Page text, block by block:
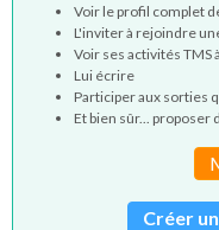
Voir le profil complet
L'inviter à rejoindre
Voir ses activités TMS
Lui écrire
Participer aux sorties
Et bien sûr... proposer
Créer